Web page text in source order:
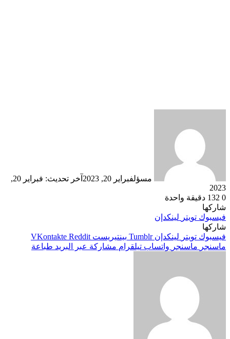
مسؤلفبراير 20, 2023
آخر تحديث: فبراير 20,
2023
0
دقيقة واحدة
شاركها
فيسبوك تويتر لينكدإن
شاركها
فيسبوك تويتر لينكدإن بينتيريست
ماسنجر ماسنجر واتساب تيلقرام مشاركة عبر البريد طباعة